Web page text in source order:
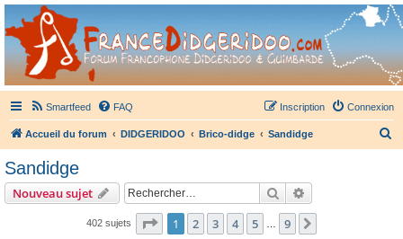
France Didgeridoo
Didgeridoo et Guimbarde sur France Didgeridoo - retrouvez la communauté.
Smartfeed FAQ Connexion
Inscription
Accueil du forum DIDGERIDOO Brico-didge Sandidge
Sandidge
Nouveau sujet Rechercher
402 sujets Page 1sur9
1 2 3 4 5 … 9